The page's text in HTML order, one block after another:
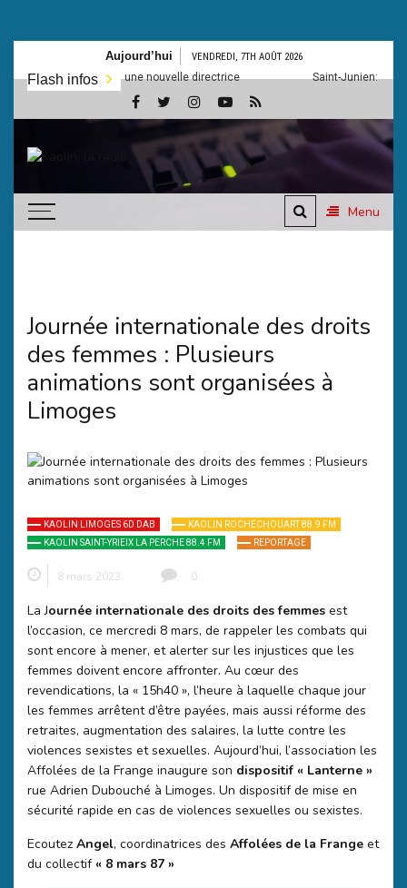
contenu
Aujourd’hui VENDREDI, 7TH AOÛT 2026
Flash infos
musée a une nouvelle directrice Saint-Junien: Un nouveau
Kaolin,
la
radio
Menu
Journée internationale des droits
des femmes : Plusieurs
animations sont organisées à
Limoges
KAOLIN LIMOGES 6D DAB
KAOLIN ROCHECHOUART 88.9 FM
KAOLIN SAINT-YRIEIX LA PERCHE 88.4 FM
REPORTAGE
8 mars 2023 0
La Journée internationale des droits des femmes est
l’occasion, ce mercredi 8 mars, de rappeler les combats qui
sont encore à mener, et alerter sur les injustices que les
femmes doivent encore affronter. Au cœur des
revendications, la « 15h40 », l’heure à laquelle chaque jour
les femmes arrêtent d’être payées, mais aussi réforme des
retraites, augmentation des salaires, la lutte contre les
violences sexistes et sexuelles. Aujourd’hui, l’association les
Affolées de la Frange inaugure son dispositif « Lanterne »
rue Adrien Dubouché à Limoges. Un dispositif de mise en
sécurité rapide en cas de violences sexuelles ou sexistes.
Ecoutez Angel, coordinatrices des Affolées de la Frange et
du collectif« 8 mars 87 »